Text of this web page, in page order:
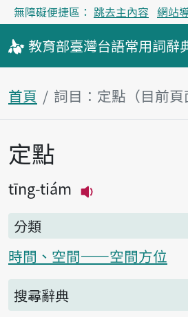
無障礙便捷區： 跳去主內容 網站
教育部臺灣台語常用詞辭
首頁 詞目：定點（目前頁
主內容區塊
定點
tīng-tiám
分類
時間、空間——空間方位
搜尋辭典